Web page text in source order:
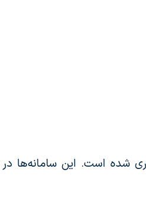
شده است. این سامانه‌ها